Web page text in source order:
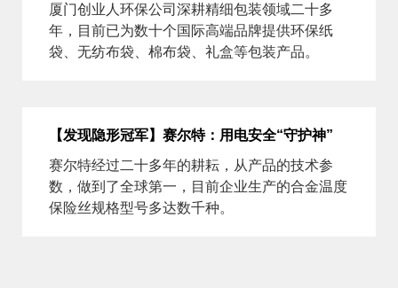
厦门创业人环保公司深耕精细包装领域二十多
年，目前已为数十个国际高端品牌提供环保纸
袋、无纺布袋、棉布袋、礼盒等包装产品。
【发现隐形冠军】赛尔特：用电安全“守护神”
赛尔特经过二十多年的耕耘，从产品的技术参
数，做到了全球第一，目前企业生产的合金温度
保险丝规格型号多达数千种。